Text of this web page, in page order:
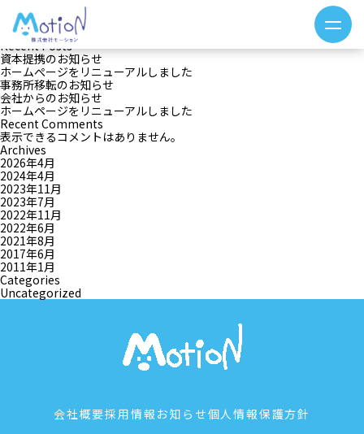
検索
Recent Posts
資本提携のお知らせ
ホームぺージをリニューアルしました
事務所移転のお知らせ
会社からのお知らせ
ホームページをリニューアルしました
Recent Comments
表示できるコメントはありません。
Archives
2026年4月
2024年4月
2023年11月
2023年7月
2022年11月
2022年6月
2021年8月
2017年6月
2011年1月
Categories
Uncategorized
会社概要採用情報 お知らせ個人情報保護方針